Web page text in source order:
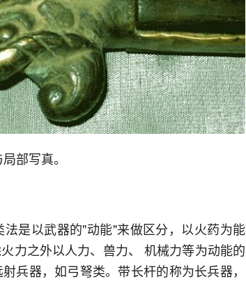
部写真。
是以武器的"动能"来做区分，以火药为能
力之外以人力、兽力、 机械力等为动能的
兵器，如弓弩类。带长杆的称为长兵器，